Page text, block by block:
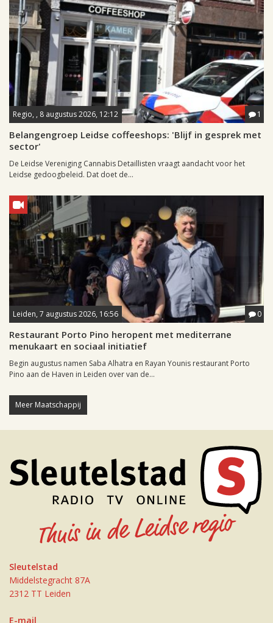
Regio, , 8 augustus 2026, 12:12 1
Belangengroep Leidse coffeeshops: 'Blijf in gesprek met
sector'
De Leidse Vereniging Cannabis Detaillisten vraagt aandacht voor het
Leidse gedoogbeleid. Dat doet de...
Leiden, 7 augustus 2026, 16:56 0
Restaurant Porto Pino heropent met mediterrane
menukaart en sociaal initiatief
Begin augustus namen Saba Alhatra en Rayan Younis restaurant Porto
Pino aan de Haven in Leiden over van de...
Meer Maatschappij
Sleutelstad
Middelstegracht 87A
2312 TT Leiden
E-mail